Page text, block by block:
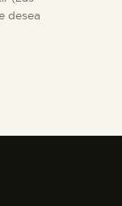
desea